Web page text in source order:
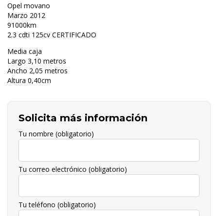
Opel movano
Marzo 2012
91000km
2.3 cdti 125cv CERTIFICADO
Media caja
Largo 3,10 metros
Ancho 2,05 metros
Altura 0,40cm
Solicita más información
Tu nombre (obligatorio)
Tu correo electrónico (obligatorio)
Tu teléfono (obligatorio)